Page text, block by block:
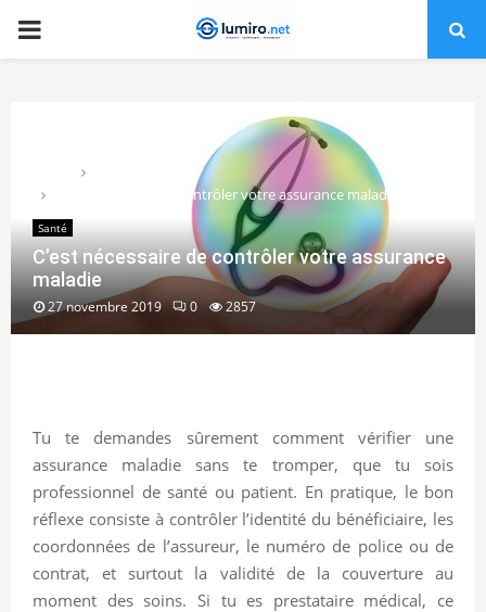
PRIMARY
C’est nécessaire de contrôler votre assurance maladie
Santé
C’est nécessaire de contrôler votre assurance
maladie
27 novembre 2019 0 2857
Tu te demandes sûrement comment vérifier une
assurance maladie sans te tromper, que tu sois
professionnel de santé ou patient. En pratique, le bon
réflexe consiste à contrôler l’identité du bénéficiaire, les
coordonnées de l’assureur, le numéro de police ou de
contrat, et surtout la validité de la couverture au
moment des soins. Si tu es prestataire médical, ce